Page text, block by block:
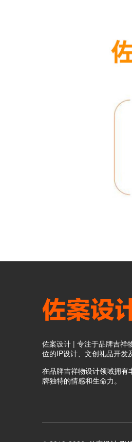
佐案设计 | 专注于品牌吉祥
位的IP设计、文创礼品开发
在品牌吉祥物设计领域拥有
牌独特的情感和生命力。